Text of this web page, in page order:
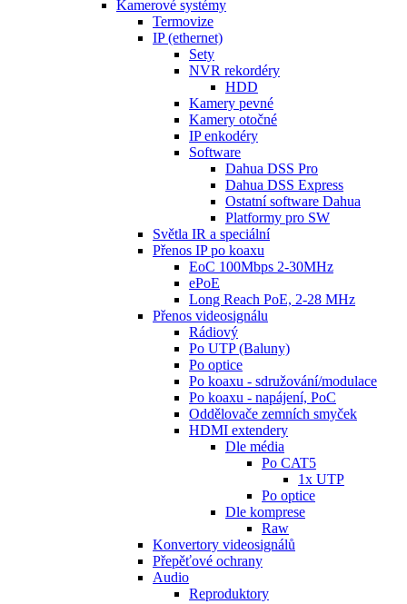
Kamerové systémy
Termovize
IP (ethernet)
Sety
NVR rekordéry
HDD
Kamery pevné
Kamery otočné
IP enkodéry
Software
Dahua DSS Pro
Dahua DSS Express
Ostatní software Dahua
Platformy pro SW
Světla IR a speciální
Přenos IP po koaxu
EoC 100Mbps 2-30MHz
ePoE
Long Reach PoE, 2-28 MHz
Přenos videosignálu
Rádiový
Po UTP (Baluny)
Po optice
Po koaxu - sdružování/modulace
Po koaxu - napájení, PoC
Oddělovače zemních smyček
HDMI extendery
Dle média
Po CAT5
1x UTP
Po optice
Dle komprese
Raw
Konvertory videosignálů
Přepěťové ochrany
Audio
Reproduktory